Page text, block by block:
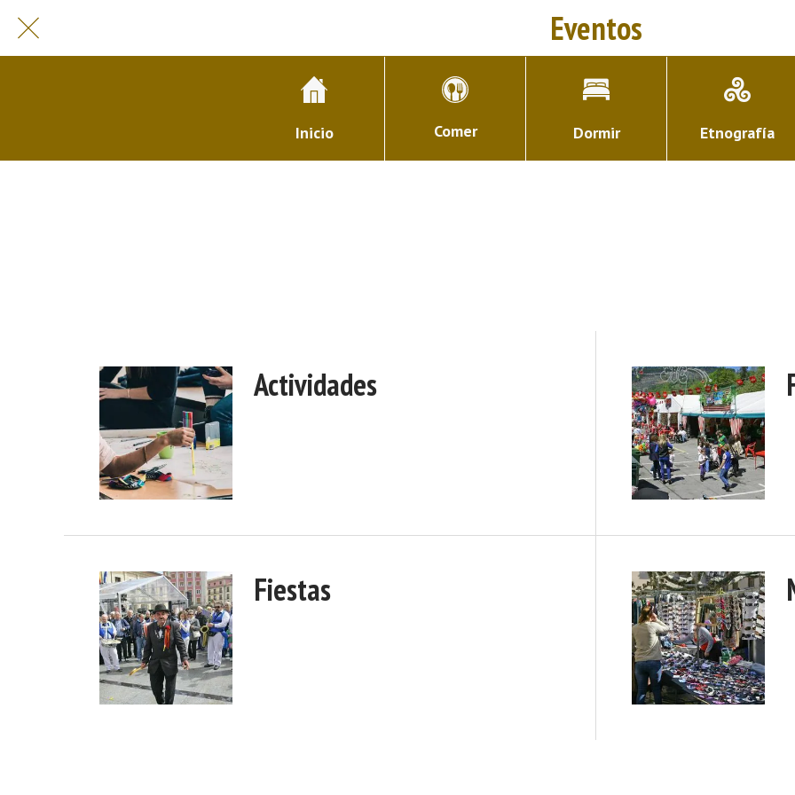
Eventos
Inicio Comer Dormir Etnografía
Actividades
Fiestas